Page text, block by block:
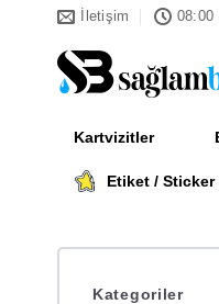
İletişim 08:00
Kartvizitler
Etiket / Sticker
Kategoriler